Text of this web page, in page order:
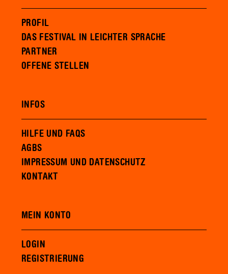
PROFIL
DAS FESTIVAL IN LEICHTER SPRACHE
PARTNER
OFFENE STELLEN
INFOS
HILFE UND FAQS
AGBS
IMPRESSUM UND DATENSCHUTZ
KONTAKT
MEIN KONTO
LOGIN
REGISTRIERUNG